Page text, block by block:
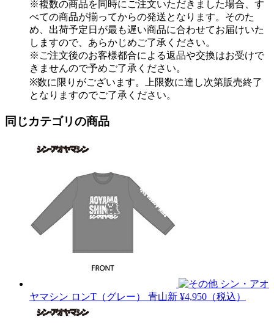
※複数の商品を同時にご注文いただきました場合、す
べての商品が揃ってからの発送となります。そのた
め、出荷予定日が最も遅い商品に合わせてお届けいた
しますので、あらかじめご了承ください。
※ご注文後のお客様都合による返品や交換はお受けで
きませんので予めご了承ください。
※数に限りがございます。上限数に達し次第販売終了
となりますのでご了承ください。
同じカテゴリの商品
シン・アオ
ヤマシン ロンT（グレー） 青山新 ¥4,950（税込）